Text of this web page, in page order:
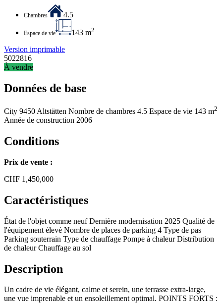
Chambres 4.5
Espace de vie 143 m2
Version imprimable
5022816
À vendre
Données de base
City 9450 Altstätten Nombre de chambres 4.5 Espace de vie 143 m2
Année de construction 2006
Conditions
Prix de vente :
CHF 1,450,000
Caractéristiques
État de l'objet comme neuf Dernière modernisation 2025 Qualité de
l'équipement élevé Nombre de places de parking 4 Type de pas
Parking souterrain Type de chauffage Pompe à chaleur Distribution
de chaleur Chauffage au sol
Description
Un cadre de vie élégant, calme et serein, une terrasse extra-large,
une vue imprenable et un ensoleillement optimal. POINTS FORTS :